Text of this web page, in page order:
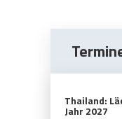
Thailand:
Jahr 2027